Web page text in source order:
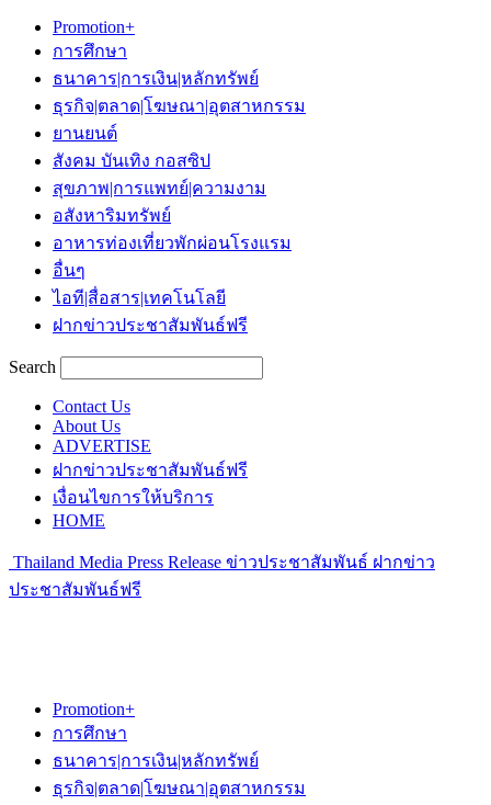
Promotion+
การศึกษา
ธนาคาร|การเงิน|หลักทรัพย์
ธุรกิจ|ตลาด|โฆษณา|อุตสาหกรรม
ยานยนต์
สังคม บันเทิง กอสซิป
สุขภาพ|การแพทย์|ความงาม
อสังหาริมทรัพย์
อาหารท่องเที่ยวพักผ่อนโรงแรม
อื่นๆ
ไอที|สื่อสาร|เทคโนโลยี
ฝากข่าวประชาสัมพันธ์ฟรี
Search
Contact Us
About Us
ADVERTISE
ฝากข่าวประชาสัมพันธ์ฟรี
เงื่อนไขการให้บริการ
HOME
Thailand Media Press Release ข่าวประชาสัมพันธ์ ฝากข่าว
ประชาสัมพันธ์ฟรี
Promotion+
การศึกษา
ธนาคาร|การเงิน|หลักทรัพย์
ธุรกิจ|ตลาด|โฆษณา|อุตสาหกรรม